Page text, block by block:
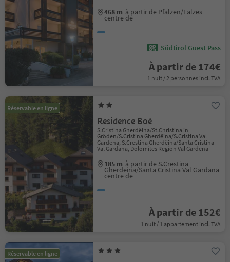
468 m à partir de Pfalzen/Falzes
centre de
Südtirol Guest Pass
À partir de 174€
1 nuit / 2 personnes incl. TVA
Réservable en ligne
Residence Boè
S.Cristina Gherdëina/St.Christina in
Gröden/S.Cristina Gherdëina/S.Cristina Val
Gardena, S.Crestina Gherdëina/Santa Cristina
Val Gardana, Dolomites Region Val Gardena
185 m à partir de S.Crestina
Gherdëina/Santa Cristina Val Gardana
centre de
À partir de 152€
1 nuit / 1 appartement incl. TVA
Réservable en ligne